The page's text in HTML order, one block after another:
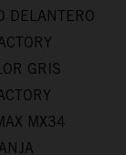
DELANTERO
GRIS
MX34